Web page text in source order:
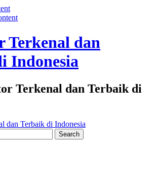
Terkenal dan
Indonesia
Terkenal dan Terbaik di